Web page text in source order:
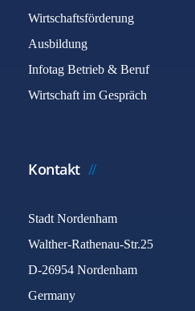
Wirtschaftsförderung
Ausbildung
Infotag Betrieb & Beruf
Wirtschaft im Gespräch
Kontakt
Stadt Nordenham
Walther-Rathenau-Str.25
D-26954 Nordenham
Germany